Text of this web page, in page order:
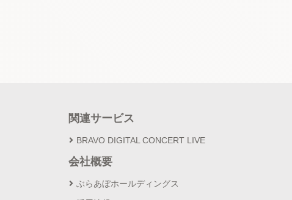
関連サービス
BRAVO DIGITAL CONCERT LIVE
会社概要
ぶらあぼホールディングス